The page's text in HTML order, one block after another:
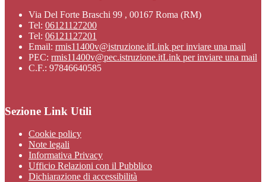
Via Del Forte Braschi 99 , 00167 Roma (RM)
Tel: 06121127200
Tel: 06121127201
Email: rmis11400v@istruzione.itLink per inviare una mail
PEC: rmis11400v@pec.istruzione.itLink per inviare una mail
C.F.: 97846640585
Sezione Link Utili
Cookie policy
Note legali
Informativa Privacy
Ufficio Relazioni con il Pubblico
Dichiarazione di accessibilità